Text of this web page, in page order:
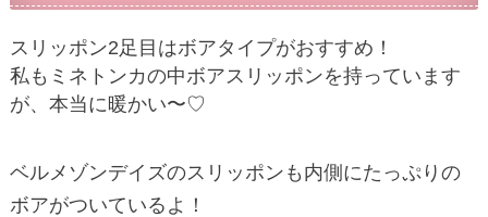
スリッポン2足目はボアタイプがおすすめ！
私もミネトンカの中ボアスリッポンを持っています
が、本当に暖かい〜♡
ベルメゾンデイズのスリッポンも内側にたっぷりの
ボアがついているよ！